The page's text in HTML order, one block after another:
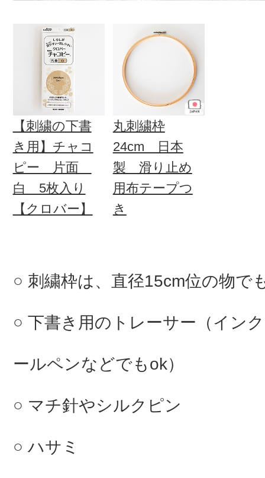
【刺繍の下書
き用】チャコ
ピー 片面
白 5枚入り
【クロバー】
丸刺繍枠
24cm 日本
製 滑り止め
用布テープつ
き
刺繍枠は、直径15cm位の物で
下書き用のトレーサー（イン
ールペンなどでもok）
マチ針やシルクピン
ハサミ